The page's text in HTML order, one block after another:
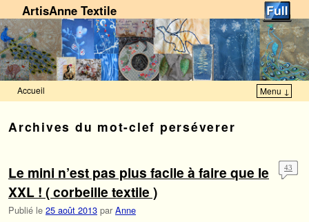
ArtisAnne Textile
Accueil Menu ↓
Archives du mot-clef perséverer
Le mini n’est pas plus facile à faire que le
XXL ! ( corbeille textile )
Publié le 25 août 2013 par Anne
43